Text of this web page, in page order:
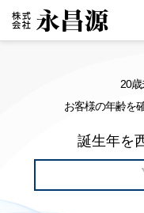
20
お客様の年齢を
誕生年を